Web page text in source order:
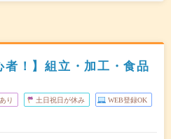
者！】組立・加工・食品
り 土日祝日が休み WEB登録OK